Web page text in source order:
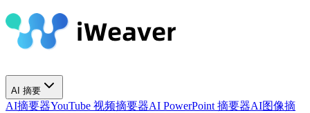
AI 摘要
AI摘要器YouTube 视频摘要器AI PowerPoint 摘要器AI图像摘